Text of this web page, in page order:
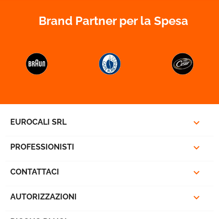
Brand Partner per la Spesa
EUROCALI SRL 
PROFESSIONISTI 
CONTATTACI 
AUTORIZZAZIONI 